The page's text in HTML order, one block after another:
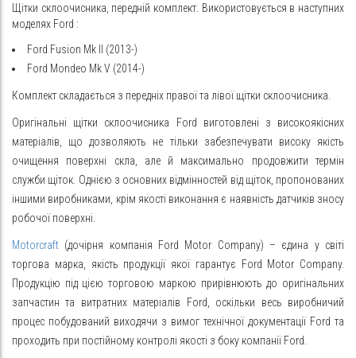
Щітки склоочисника, передній комплект. Використовується в наступних
моделях Ford :
Ford Fusion Mk II (2013-)
Ford Mondeo Mk V (2014-)
Комплект складається з передніх правої та лівої щітки склоочисника.
Оригінальні щітки склоочисника Ford виготовлені з високоякісних
матеріалів, що дозволяють не тільки
забезпечувати
високу якість
очищення поверхні скла, але й максимально продовжити термін
служби щіток. Однією з основних відмінностей від щіток, пропонованих
іншими виробниками, крім якості виконання є наявність датчиків зносу
робочої поверхні.
Motorcraft (дочірня компанія Ford Motor Company) – єдина у світі
торгова марка, якість продукції якої гарантує Ford Motor Company.
Продукцію під цією торговою маркою прирівнюють до оригінальних
запчастин та витратних матеріалів Ford, оскільки весь виробничий
процес побудований виходячи з вимог технічної документації Ford та
проходить при постійному контролі якості з боку компанії Ford.